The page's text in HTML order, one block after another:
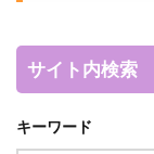
サイト内検索
キーワード